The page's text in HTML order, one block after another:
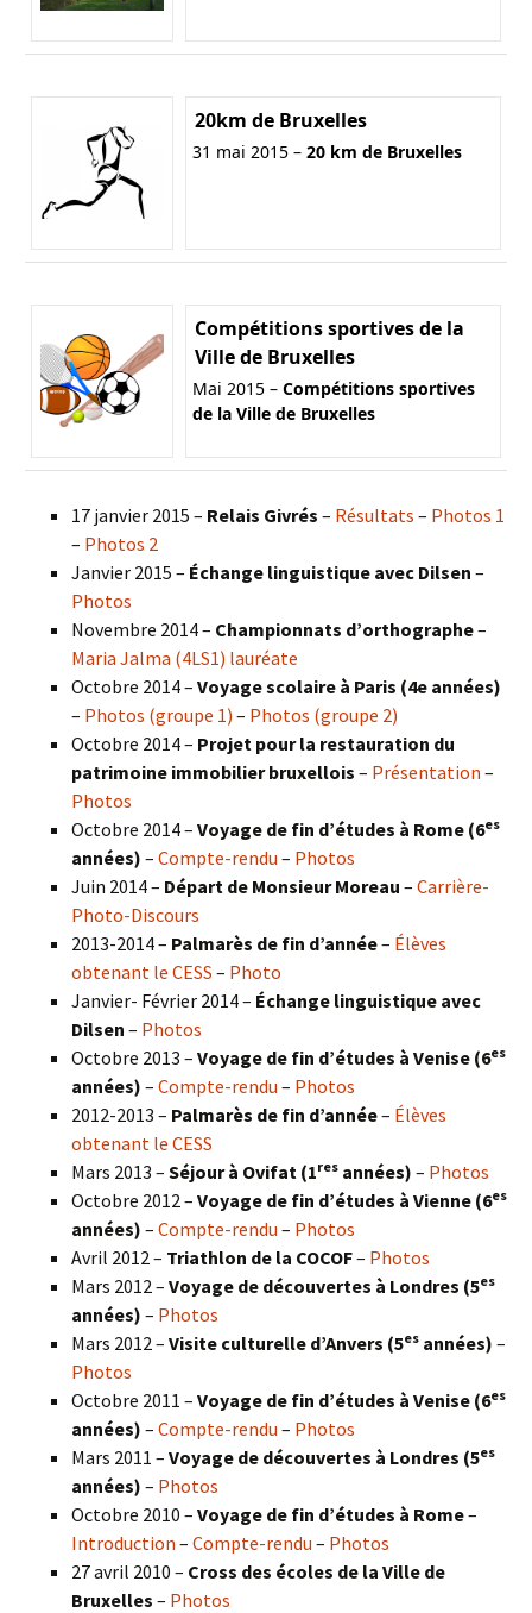
20km de Bruxelles
31 mai 2015 – 20 km de Bruxelles
Compétitions sportives de la
Ville de Bruxelles
Mai 2015 – Compétitions sportives
de la Ville de Bruxelles
17 janvier 2015 – Relais Givrés – Résultats – Photos 1
– Photos 2
Janvier 2015 – Échange linguistique avec Dilsen –
Photos
Novembre 2014 – Championnats d’orthographe–
Maria Jalma (4LS1) lauréate
Octobre 2014 – Voyage scolaire à Paris (4e années)
– Photos (groupe 1) – Photos (groupe 2)
Octobre 2014 – Projet pour la restauration du
patrimoine immobilier bruxellois – Présentation –
Photos
Octobre 2014 – Voyage de fin d’études à Rome (6es
années) – Compte-rendu – Photos
Juin 2014 – Départ de Monsieur Moreau – Carrière-
Photo-Discours
2013-2014 – Palmarès de fin d’année– Élèves
obtenant le CESS – Photo
Janvier- Février 2014 – Échange linguistique avec
Dilsen – Photos
Octobre 2013 – Voyage de fin d’études à Venise (6es
années) – Compte-rendu – Photos
2012-2013 – Palmarès de fin d’année– Élèves
obtenant le CESS
Mars 2013 – Séjour à Ovifat (1res années) – Photos
Octobre 2012 – Voyage de fin d’études à Vienne (6es
années) – Compte-rendu – Photos
Avril 2012 – Triathlon de la COCOF– Photos
Mars 2012 – Voyage de découvertes à Londres (5es
années) – Photos
Mars 2012 – Visite culturelle d’Anvers (5es années) –
Photos
Octobre 2011 – Voyage de fin d’études à Venise (6es
années) – Compte-rendu – Photos
Mars 2011 – Voyage de découvertes à Londres (5es
années) – Photos
Octobre 2010 – Voyage de fin d’études à Rome–
Introduction – Compte-rendu – Photos
27 avril 2010 – Cross des écoles de la Ville de
Bruxelles – Photos